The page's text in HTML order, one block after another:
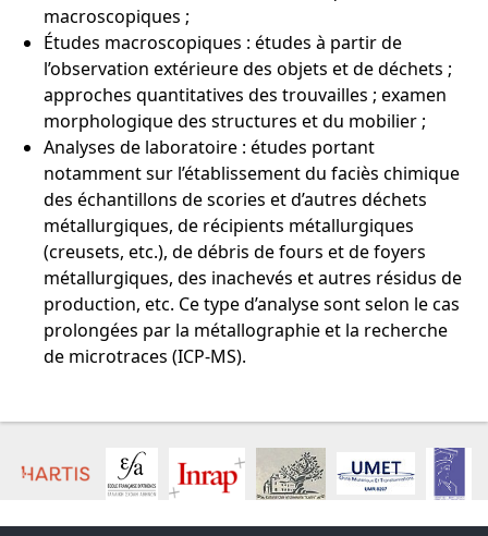
macroscopiques ;
Études macroscopiques : études à partir de
l’observation extérieure des objets et de déchets ;
approches quantitatives des trouvailles ; examen
morphologique des structures et du mobilier ;
Analyses de laboratoire : études portant
notamment sur l’établissement du faciès chimique
des échantillons de scories et d’autres déchets
métallurgiques, de récipients métallurgiques
(creusets, etc.), de débris de fours et de foyers
métallurgiques, des inachevés et autres résidus de
production, etc. Ce type d’analyse sont selon le cas
prolongées par la métallographie et la recherche
de microtraces (ICP-MS).